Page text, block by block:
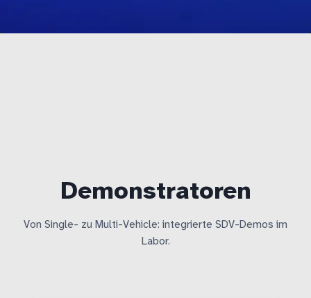
Demonstratoren
Von Single- zu Multi-Vehicle: integrierte SDV-Demos im
Labor.